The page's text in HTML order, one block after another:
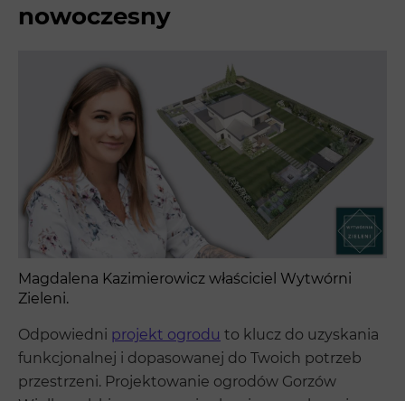
nowoczesny
Magdalena Kazimierowicz właściciel Wytwórni
Zieleni.
Odpowiedni projekt ogrodu to klucz do uzyskania
funkcjonalnej i dopasowanej do Twoich potrzeb
przestrzeni. Projektowanie ogrodów Gorzów